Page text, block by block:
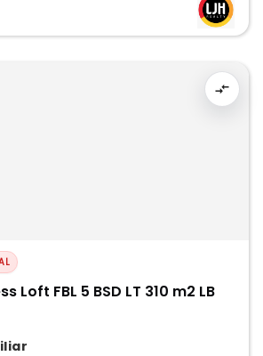
Loft FBL 5 BSD LT 310 m2 LB